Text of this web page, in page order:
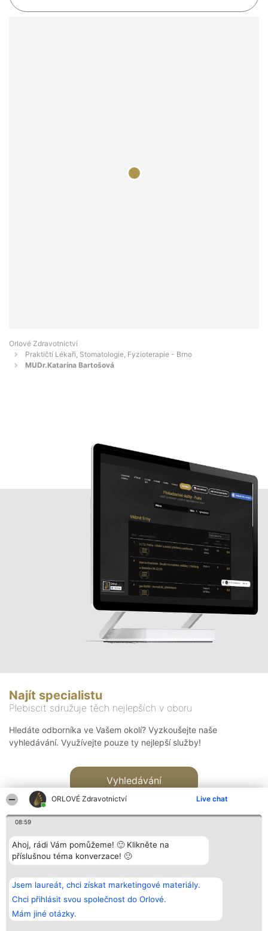
ORLOVÉ Zdravotnictví Live chat
08:59
Ahoj, rádi Vám pomůžeme! 🙂 Klikněte na
příslušnou téma konverzace! 🙂
Jsem laureát, chci získat marketingové materiály.
Chci přihlásit svou společnost do Orlové.
Mám jiné otázky.
Orlové Zdravotnictví
Praktičtí Lékaři, Stomatologie, Fyzioterapie - Brno
MUDr.Katarína Bartošová
Najít specialistu
Plebiscit sdružuje těch nejlepších v oboru
Hledáte odborníka ve Vašem okolí? Vyzkoušejte naše
vyhledávání. Využívejte pouze ty nejlepší služby!
Vyhledávání
Bright Side Solutions sp. z o.
o. sp. k.
ul. Ruska 22
Wrocław 50-079
KRS 0000749100 | Regon
381313360 | NIP 8943132676
Vítězové
Seznam všech
laureátů
Zásady
Zásady
Kontakt